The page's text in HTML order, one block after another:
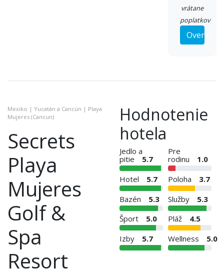
vrátane
poplatkov
Overiť
Mexiko | Yucatán a Cancún | Playa
Mujeres (Cancun)
Secrets
Playa
Mujeres
Golf &
Spa
Resort
Hodnotenie
hotela
Jedlo a
pitie
5.7
Pre
rodinu
1.0
Hotel
5.7 Poloha
3.7
Bazén
5.3 Služby
5.3
Šport
5.0 Pláž
4.5
Izby
5.7 Wellness 5.0